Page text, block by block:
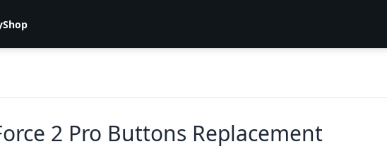
Shop
2 Pro Buttons Replacement